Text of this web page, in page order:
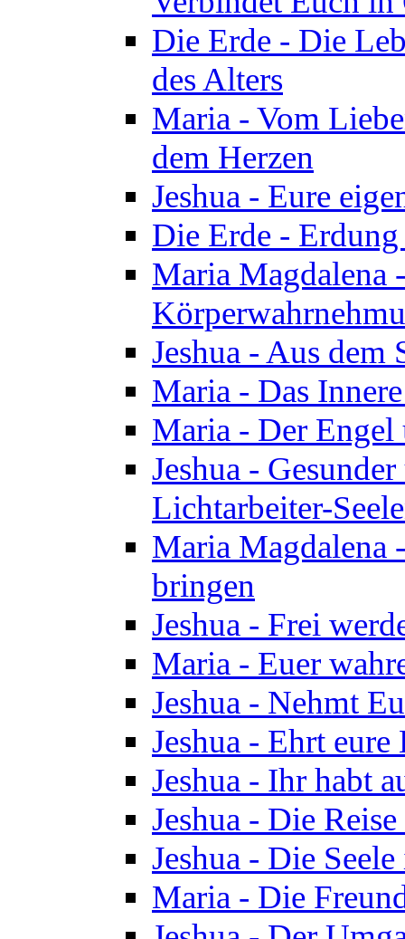
Die Erde - Die
des Alters
Maria - Vom
dem Herzen
Jeshua - Eure
Die Erde -
Maria Magdalena
Jeshua - Aus dem
Maria - Das
Maria - Der Engel
Jeshua -
Lichtarbeiter-
Maria Magdalena
bringen
Jeshua - Frei
Maria - Euer
Jeshua - Nehmt
Jeshua - Ehrt
Jeshua - Ihr habt
Jeshua - Die
Jeshua - Die
Maria - Die